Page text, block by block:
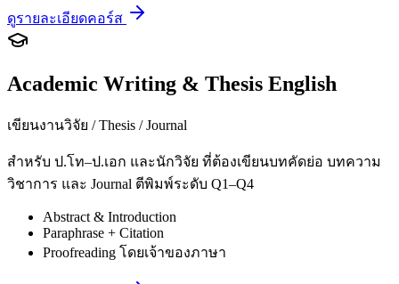
ดูรายละเอียดคอร์ส
Academic Writing & Thesis English
เขียนงานวิจัย / Thesis / Journal
สำหรับ ป.โท–ป.เอก และนักวิจัย ที่ต้องเขียนบทคัดย่อ บทความ
วิชาการ และ Journal ตีพิมพ์ระดับ Q1–Q4
Abstract & Introduction
Paraphrase + Citation
Proofreading โดยเจ้าของภาษา